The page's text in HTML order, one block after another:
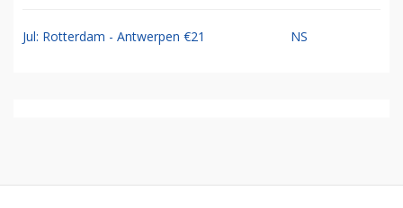
Jul: Rotterdam - Antwerpen €21 NS